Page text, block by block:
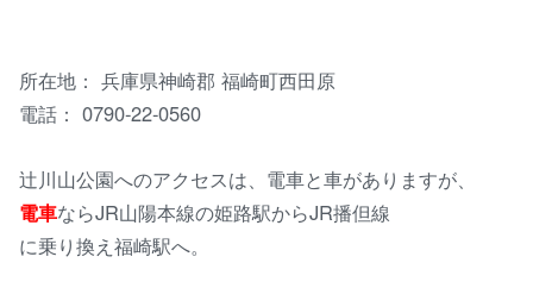
所在地： 兵庫県神崎郡 福崎町西田原
電話： 0790-22-0560
辻川山公園へのアクセスは、電車と車がありますが、
電車ならJR山陽本線の姫路駅からJR播但線
に乗り換え福崎駅へ。